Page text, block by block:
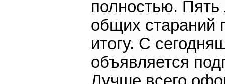
полностью.
общих стараний
итогу. С
объявляется